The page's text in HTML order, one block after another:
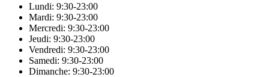
Lundi: 9:30-23:00
Mardi: 9:30-23:00
Mercredi: 9:30-23:00
Jeudi: 9:30-23:00
Vendredi: 9:30-23:00
Samedi: 9:30-23:00
Dimanche: 9:30-23:00